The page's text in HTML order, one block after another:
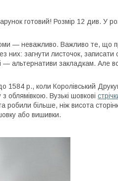
готовий! Розмір 12 див. У
— неважливо. Важливо те, що
них: загнути листочок, записати
— альтернативи закладкам. Але
1584 р., коли Королівський
облямівкою. Вузькі шовкові
більше, ніж висота
або вишивки.